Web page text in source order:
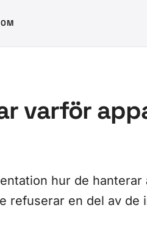
OM
varför
hur de hanterar
refuserar en del av de